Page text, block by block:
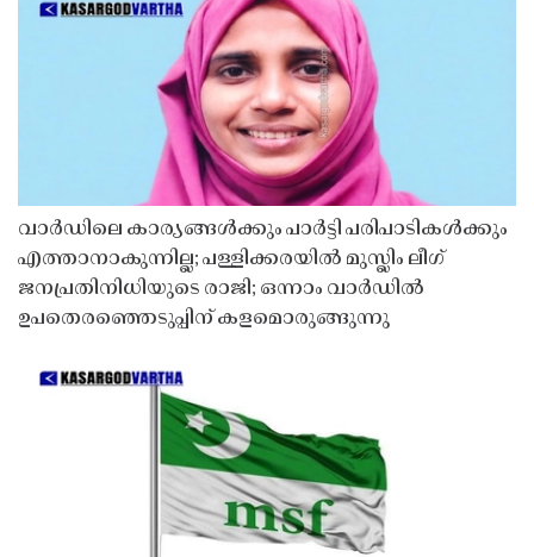
വാർഡിലെ കാര്യങ്ങൾക്കും പാർട്ടി പരിപാടികൾക്കും
എത്താനാകുന്നില്ല; പള്ളിക്കരയിൽ മുസ്ലിം ലീഗ്
ജനപ്രതിനിധിയുടെ രാജി; ഒന്നാം വാർഡിൽ
ഉപതെരഞ്ഞെടുപ്പിന് കളമൊരുങ്ങുന്നു